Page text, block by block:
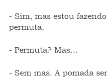
- Sim, mas estou
permuta.
- Permuta? Mas...
- Sem mas. A pomada